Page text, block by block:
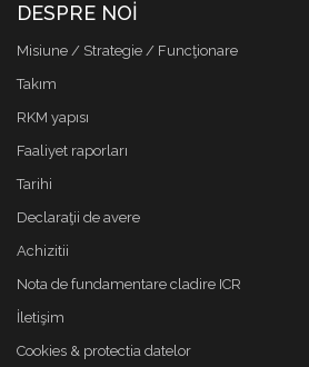
DESPRE NOI
Misiune / Strategie / Funcţionare
Takım
RKM yapısı
Faaliyet raporları
Tarihi
Declaraţii de avere
Achizitii
Nota de fundamentare cladire ICR
İletişim
Cookies & protectia datelor